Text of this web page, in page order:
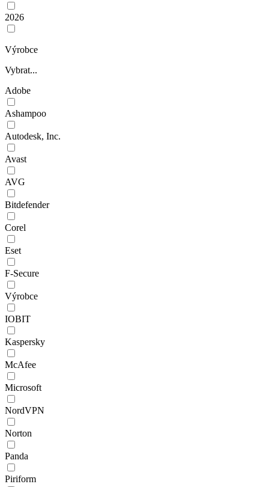
2026
Výrobce
Vybrat...
Adobe
Ashampoo
Autodesk, Inc.
Avast
AVG
Bitdefender
Corel
Eset
F-Secure
Výrobce
IOBIT
Kaspersky
McAfee
Microsoft
NordVPN
Norton
Panda
Piriform